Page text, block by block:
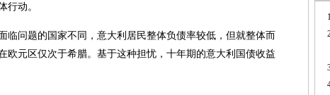
行动。
临问题的国家不同，意大利居民整体负债率较低，但就整体而
欧元区仅次于希腊。基于这种担忧，十年期的意大利国债收益